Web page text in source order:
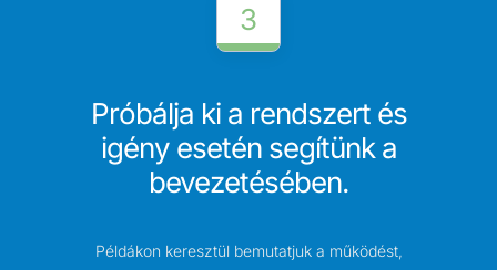
3
Próbálja ki a rendszert és
igény esetén segítünk a
bevezetésében.
Példákon keresztül bemutatjuk a működést,